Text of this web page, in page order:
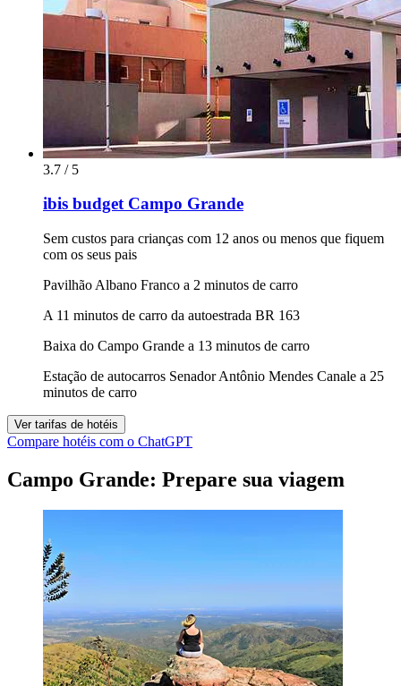
3.7 / 5
ibis budget Campo Grande
Sem custos para crianças com 12 anos ou menos que fiquem
com os seus pais
Pavilhão Albano Franco a 2 minutos de carro
A 11 minutos de carro da autoestrada BR 163
Baixa do Campo Grande a 13 minutos de carro
Estação de autocarros Senador Antônio Mendes Canale a 25
minutos de carro
Ver tarifas de hotéis
Compare hotéis com o ChatGPT
Campo Grande: Prepare sua viagem